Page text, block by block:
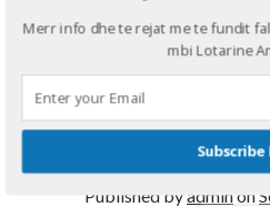
Aplikoni Online
FabiolaonAplikoni Online
Ahmed Mohamed AlionLlotaria
Ahmed Mohamed AlionLlotaria
Llotaria
2026 del
kur nisin
muajin
Published byadmin on
Merr info dhe te rejat me te fundit
mbi Lotarine